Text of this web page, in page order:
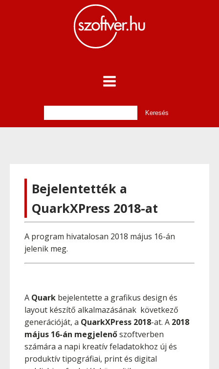
Bejelentették a
QuarkXPress 2018-at
A program hivatalosan 2018 május 16-án
jelenik meg.
A Quark bejelentette a grafikus design és
layout készítő alkalmazásának következő
generációját, a QuarkXPress 2018-at. A 2018
május 16-án megjelenőszoftverben
számára a napi kreatív feladatokhoz új és
produktív tipográfiai, print és digital